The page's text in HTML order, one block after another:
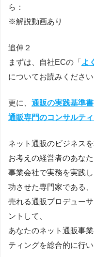
ら：
※解説動画あり
追伸２
まずは、自社ECの「 よ
についてお読みください
更に、 通販の実践基準書
通販専門のコンサルテ
ネット通販のビジネス
お考えの経営者のあな
事業会社で実務を実践
功させた専門家である、
売れる通販プロデュー
ントして、
あなたのネット通販事
ティングを総合的に行い